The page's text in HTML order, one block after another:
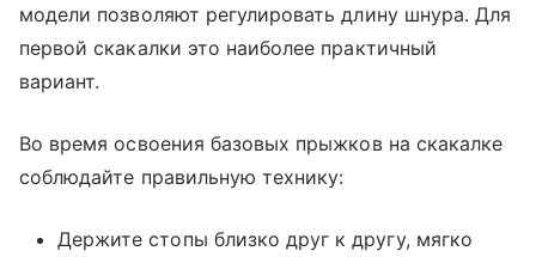
модели позволяют регулировать длину шнура. Для
первой скакалки это наиболее практичный
вариант.
Во время освоения базовых прыжков на скакалке
соблюдайте правильную технику:
Держите стопы близко друг к другу, мягко